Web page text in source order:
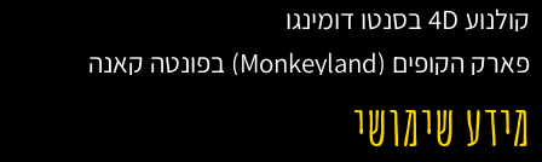
קולנוע 4D בסנטו דומינגו
פארק הקופים (Monkeyland) בפונטה קאנה
מידע שימושי